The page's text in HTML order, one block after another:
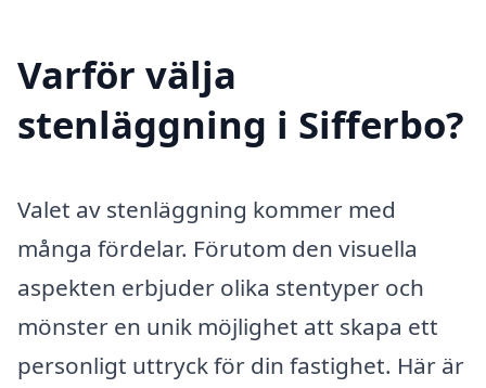
Varför välja
stenläggning i Sifferbo?
Valet av stenläggning kommer med
många fördelar. Förutom den visuella
aspekten erbjuder olika stentyper och
mönster en unik möjlighet att skapa ett
personligt uttryck för din fastighet. Här är